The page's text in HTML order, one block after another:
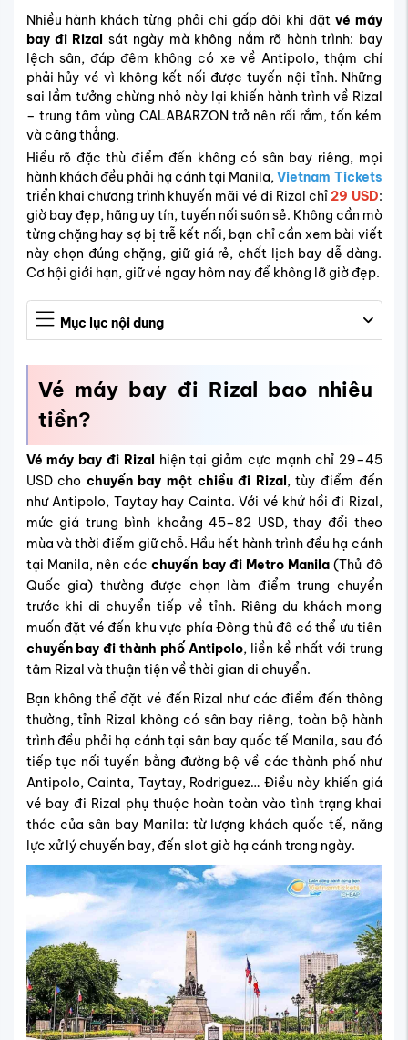
Nhiều hành khách từng phải chi gấp đôi khi đặt vé máy
bay đi Rizal sát ngày mà không nắm rõ hành trình: bay
lệch sân, đáp đêm không có xe về Antipolo, thậm chí
phải hủy vé vì không kết nối được tuyến nội tỉnh. Những
sai lầm tưởng chừng nhỏ này lại khiến hành trình về Rizal
– trung tâm vùng CALABARZON trở nên rối rắm, tốn kém
và căng thẳng.
Hiểu rõ đặc thù điểm đến không có sân bay riêng, mọi
hành khách đều phải hạ cánh tại Manila,Vietnam Tickets
triển khai chương trình khuyến mãi vé đi Rizal chỉ29 USD:
giờ bay đẹp, hãng uy tín, tuyến nối suôn sẻ. Không cần mò
từng chặng hay sợ bị trễ kết nối, bạn chỉ cần xem bài viết
này chọn đúng chặng, giữ giá rẻ, chốt lịch bay dễ dàng.
Cơ hội giới hạn, giữ vé ngay hôm nay để không lỡ giờ đẹp.
Mục lục nội dung
Vé máy bay đi Rizal bao nhiêu
tiền?
Vé máy bay đi Rizal hiện tại giảm cực mạnh chỉ 29–45
USD cho chuyến bay một chiều đi Rizal, tùy điểm đến
như Antipolo, Taytay hay Cainta. Với vé khứ hồi đi Rizal,
mức giá trung bình khoảng 45–82 USD, thay đổi theo
mùa và thời điểm giữ chỗ. Hầu hết hành trình đều hạ cánh
tại Manila, nên cácchuyến bay đi Metro Manila(Thủ đô
Quốc gia) thường được chọn làm điểm trung chuyển
trước khi di chuyển tiếp về tỉnh. Riêng du khách mong
muốn đặt vé đến khu vực phía Đông thủ đô có thể ưu tiên
chuyến bay đi thành phố Antipolo, liền kề nhất với trung
tâm Rizal và thuận tiện về thời gian di chuyển.
Bạn không thể đặt vé đến Rizal như các điểm đến thông
thường, tỉnh Rizal không có sân bay riêng, toàn bộ hành
trình đều phải hạ cánh tại sân bay quốc tế Manila, sau đó
tiếp tục nối tuyến bằng đường bộ về các thành phố như
Antipolo, Cainta, Taytay, Rodriguez… Điều này khiến giá
vé bay đi Rizal phụ thuộc hoàn toàn vào tình trạng khai
thác của sân bay Manila: từ lượng khách quốc tế, năng
lực xử lý chuyến bay, đến slot giờ hạ cánh trong ngày.